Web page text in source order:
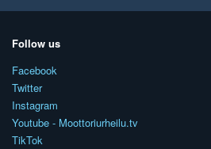
Follow us
Facebook
Twitter
Instagram
Youtube - Moottoriurheilu.tv
TikTok